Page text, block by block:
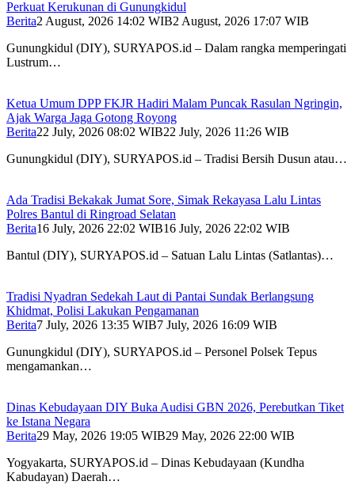
Perkuat Kerukunan di Gunungkidul
Berita2 August, 2026 14:02 WIB2 August, 2026 17:07 WIB
Gunungkidul (DIY), SURYAPOS.id – Dalam rangka memperingati
Lustrum…
Ketua Umum DPP FKJR Hadiri Malam Puncak Rasulan Ngringin,
Ajak Warga Jaga Gotong Royong
Berita22 July, 2026 08:02 WIB22 July, 2026 11:26 WIB
Gunungkidul (DIY), SURYAPOS.id – Tradisi Bersih Dusun atau…
Ada Tradisi Bekakak Jumat Sore, Simak Rekayasa Lalu Lintas
Polres Bantul di Ringroad Selatan
Berita16 July, 2026 22:02 WIB16 July, 2026 22:02 WIB
Bantul (DIY), SURYAPOS.id – Satuan Lalu Lintas (Satlantas)…
Tradisi Nyadran Sedekah Laut di Pantai Sundak Berlangsung
Khidmat, Polisi Lakukan Pengamanan
Berita7 July, 2026 13:35 WIB7 July, 2026 16:09 WIB
Gunungkidul (DIY), SURYAPOS.id – Personel Polsek Tepus
mengamankan…
Dinas Kebudayaan DIY Buka Audisi GBN 2026, Perebutkan Tiket
ke Istana Negara
Berita29 May, 2026 19:05 WIB29 May, 2026 22:00 WIB
Yogyakarta, SURYAPOS.id – Dinas Kebudayaan (Kundha
Kabudayan) Daerah…